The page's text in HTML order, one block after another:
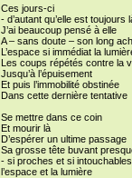
Ces jours-ci
- d’autant qu’elle est
J’ai beaucoup pensé à elle
A – sans doute – son long
L’espace si immédiat la
Les coups répétés contre la
Jusqu’à l’épuisement
Et puis l’immobilité obstinée
Dans cette dernière tentative
Se mettre dans ce coin
Et mourir là
D’espérer un ultime passage
Sa grosse tête buvant
- si proches et si
l’espace et la lumière